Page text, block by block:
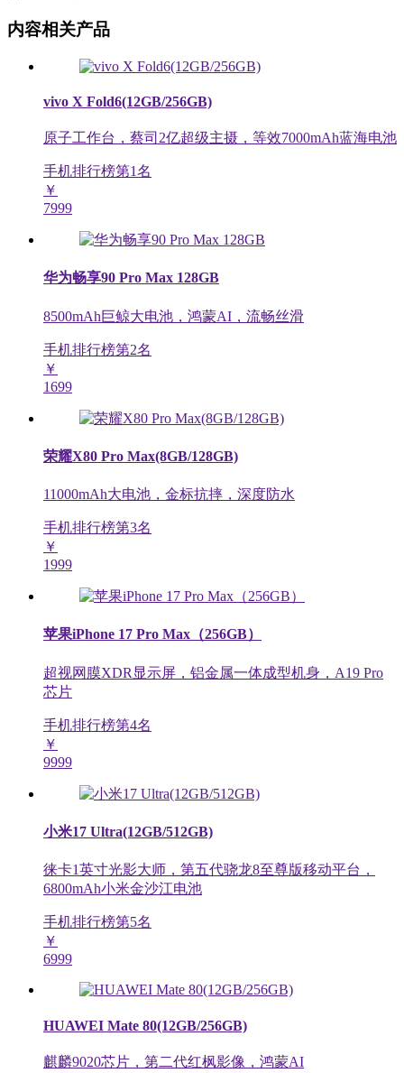
内容相关产品
vivo X Fold6(12GB/256GB)
原子工作台，蔡司2亿超级主摄，等效7000mAh蓝海电池
手机排行榜第1名
￥
7999
华为畅享90 Pro Max 128GB
8500mAh巨鲸大电池，鸿蒙AI，流畅丝滑
手机排行榜第2名
￥
1699
荣耀X80 Pro Max(8GB/128GB)
11000mAh大电池，金标抗摔，深度防水
手机排行榜第3名
￥
1999
苹果iPhone 17 Pro Max（256GB）
超视网膜XDR显示屏，铝金属一体成型机身，A19 Pro
芯片
手机排行榜第4名
￥
9999
小米17 Ultra(12GB/512GB)
徕卡1英寸光影大师，第五代骁龙8至尊版移动平台，
6800mAh小米金沙江电池
手机排行榜第5名
￥
6999
HUAWEI Mate 80(12GB/256GB)
麒麟9020芯片，第二代红枫影像，鸿蒙AI